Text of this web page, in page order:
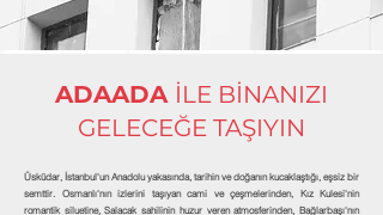
ADAADA İLE BİNANIZI
GELECEĞE TAŞIYIN
Üsküdar, İstanbul'un Anadolu yakasında, tarihin ve doğanın kucaklaştığı, eşsiz bir
semttir. Osmanlı'nın izlerini taşıyan cami ve çeşmelerinden, Kız Kulesi'nin
romantik siluetine, Salacak sahilinin huzur veren atmosferinden, Bağlarbaşı'nın